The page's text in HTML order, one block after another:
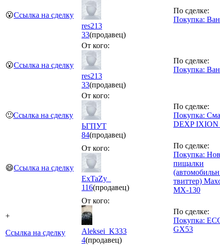
😮Ссылка на сделку
res213
33(продавец)
По сделке:
Покупка:
😮Ссылка на сделку
От кого:
res213
33(продавец)
По сделке:
Покупка:
🙂Ссылка на сделку
От кого:
ЬГПУТ
84(продавец)
По сделке:
Покупка:
DEXP IXION
😄Ссылка на сделку
От кого:
ExTaZy_
116(продавец)
По сделке:
Покупка:
пищалки
твиттер)
MX-130
+
Ссылка на сделку
От кого:
Aleksei_K333
4(продавец)
По сделке:
Покупка:
GX53